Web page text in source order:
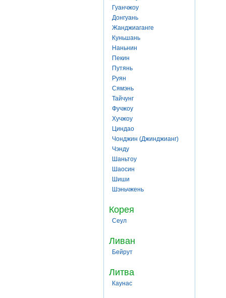
Гуанчжоу
Донгуань
Жанджиаганге
Куньшань
Наньнин
Пекин
Путянь
Руян
Сямэнь
Тайчунг
Фучжоу
Хучжоу
Циндао
Чонджин (Джинджианг)
Чэнду
Шаньтоу
Шаосин
Шиши
Шэньчжень
Корея
Сеул
Ливан
Бейрут
Литва
Каунас